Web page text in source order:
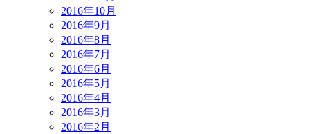
2016年10月
2016年9月
2016年8月
2016年7月
2016年6月
2016年5月
2016年4月
2016年3月
2016年2月